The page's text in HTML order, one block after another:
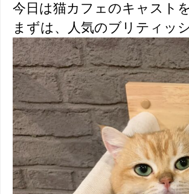
今日は猫カフェのキャスト
まずは、人気のブリティッ